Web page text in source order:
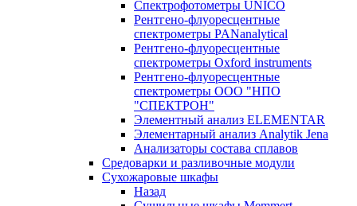
Спектрофотометры UNICO
Рентгено-флуоресцентные
спектрометры PANanalytical
Рентгено-флуоресцентные
спектрометры Oxford instruments
Рентгено-флуоресцентные
спектрометры ООО "НПО
"СПЕКТРОН"
Элементный анализ ELEMENTAR
Элементарный анализ Analytik Jena
Анализаторы состава сплавов
Средоварки и разливочные модули
Сухожаровые шкафы
Назад